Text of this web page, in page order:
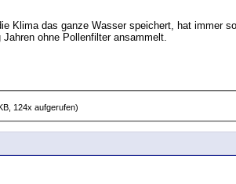
Klima das ganze Wasser speichert, hat immer
ohne Pollenfilter ansammelt.
124x aufgerufen)